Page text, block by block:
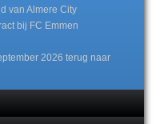
van Almere City
bij FC Emmen
2026 terug naar